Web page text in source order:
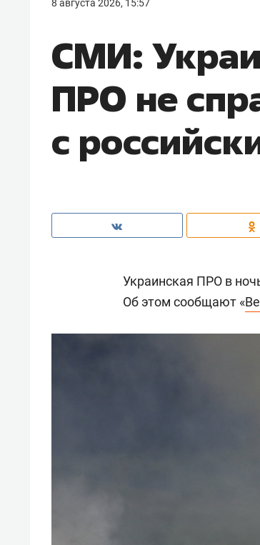
8 августа 2026, 15:57
СМИ:
ПРО не
с
Украинская ПРО в
Об этом сообщают «